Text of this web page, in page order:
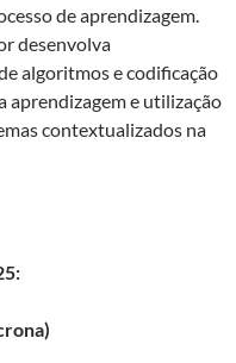
de aprendizagem.
desenvolva
algoritmos e codificação
aprendizagem e utilização
contextualizados na